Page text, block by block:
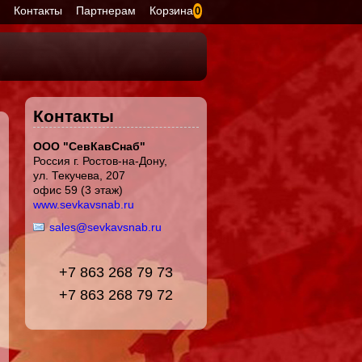
Контакты Партнерам Корзина 0
Контакты
ООО "СевКавСнаб"
Россия г. Ростов-на-Дону,
ул. Текучева, 207
офис 59 (3 этаж)
www.sevkavsnab.ru
sales@sevkavsnab.ru
+7 863 268 79 73
+7 863 268 79 72